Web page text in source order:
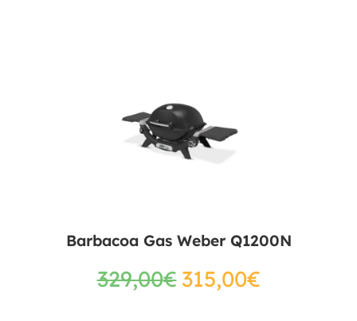
Barbacoa Gas Weber Q1200N
329,00€315,00€